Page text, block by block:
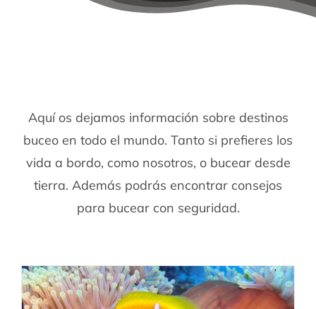
Aquí os dejamos información sobre destinos
buceo en todo el mundo. Tanto si prefieres los
vida a bordo, como nosotros, o bucear desde
tierra. Además podrás encontrar consejos
para bucear con seguridad.